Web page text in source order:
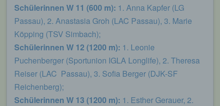
Schülerinnen W 11 (600 m): 1. Anna Kapfer (LG
Passau), 2. Anastasia Groh (LAC Passau), 3. Marie
Köpping (TSV Simbach);
Schülerinnen W 12 (1200 m): 1. Leonie
Puchenberger (Sportunion IGLA Longlife), 2. Theresa
Reiser (LAC Passau), 3. Sofia Berger (DJK-SF
Reichenberg);
Schülerinnen W 13 (1200 m): 1. Esther Gerauer, 2.